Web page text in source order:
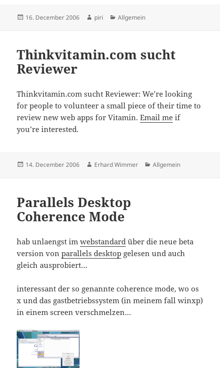
Posted
16. December 2006 Author
piri Categories
Allgemein
Thinkvitamin.com sucht
Reviewer
Thinkvitamin.com sucht Reviewer: We’re looking
for people to volunteer a small piece of their time to
review new web apps for Vitamin.Email me if
you’re interested.
Posted
14. December 2006 Author
Erhard Wimmer Categories
Allgemein
Parallels Desktop
Coherence Mode
hab unlaengst imwebstandard über die neue beta
version vonparallels desktop gelesen und auch
gleich ausprobiert…
interessant der so genannte coherence mode, wo os
x und das gastbetriebssystem (in meinem fall winxp)
in einem screen verschmelzen…